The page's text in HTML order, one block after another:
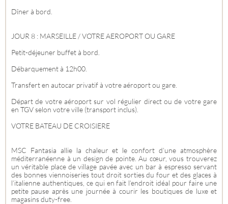
Dîner à bord.
JOUR 8 : MARSEILLE / VOTRE AEROPORT OU GARE
Petit-déjeuner buffet à bord.
Débarquement à 12h00.
Transfert en autocar privatif à votre aéroport ou gare.
Départ de votre aéroport sur vol régulier direct ou de votre gare
en TGV selon votre ville (transport inclus).
VOTRE BATEAU DE CROISIERE
MSC Fantasia allie la chaleur et le confort d’une atmosphère
méditerranéenne à un design de pointe. Au cœur, vous trouverez
un véritable place de village pavée avec un bar à espresso servant
des bonnes viennoiseries tout droit sorties du four et des glaces à
l’italienne authentiques, ce qui en fait l’endroit idéal pour faire une
petite pause après une journée à courir les boutiques de luxe et
magasins duty-free.